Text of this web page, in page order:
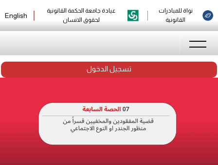
نواة للمبادرات
القانونية
عيادة جامعة الحكمة القانونية
لحقوق الانسان
English
تسجيل الدخول